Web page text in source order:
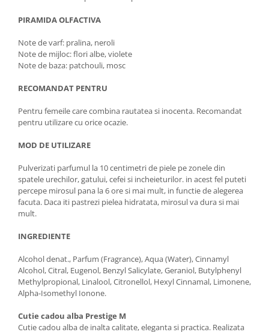
PIRAMIDA OLFACTIVA
Note de varf: pralina, neroli
Note de mijloc: flori albe, violete
Note de baza: patchouli, mosc
RECOMANDAT PENTRU
Pentru femeile care combina rautatea si inocenta. Recomandat
pentru utilizare cu orice ocazie.
MOD DE UTILIZARE
Pulverizati parfumul la 10 centimetri de piele pe zonele din
spatele urechilor, gatului, cefei si incheieturilor. in acest fel puteti
percepe mirosul pana la 6 ore si mai mult, in functie de alegerea
facuta. Daca iti pastrezi pielea hidratata, mirosul va dura si mai
mult.
INGREDIENTE
Alcohol denat., Parfum (Fragrance), Aqua (Water), Cinnamyl
Alcohol, Citral, Eugenol, Benzyl Salicylate, Geraniol, Butylphenyl
Methylpropional, Linalool, Citronellol, Hexyl Cinnamal, Limonene,
Alpha-Isomethyl Ionone.
Cutie cadou alba Prestige M
Cutie cadou alba de inalta calitate, eleganta si practica. Realizata